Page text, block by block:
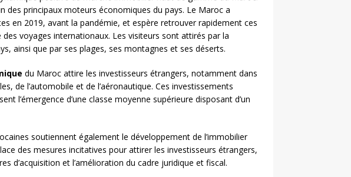
des principaux moteurs économiques du pays. Le Maroc a
en 2019, avant la pandémie, et espère retrouver rapidement ces
voyages internationaux. Les visiteurs sont attirés par la
ainsi que par ses plages, ses montagnes et ses déserts.
du Maroc attire les investisseurs étrangers, notamment dans
de l’automobile et de l’aéronautique. Ces investissements
l’émergence d’une classe moyenne supérieure disposant d’un
soutiennent également le développement de l’immobilier
des mesures incitatives pour attirer les investisseurs étrangers,
d’acquisition et l’amélioration du cadre juridique et fiscal.